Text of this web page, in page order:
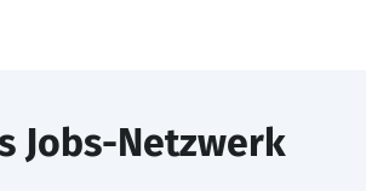
Jobs-Netzwerk